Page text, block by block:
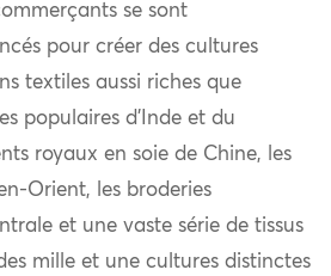
se sont
pour créer des cultures
textiles aussi riches que
populaires d’Inde et du
royaux en soie de Chine, les
Orient, les broderies
et une vaste série de tissus
mille et une cultures distinctes